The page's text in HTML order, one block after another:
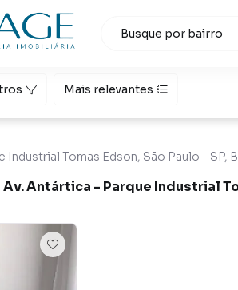
Mais relevantes
Industrial Tomas Edson, São Paulo - SP,
Antártica - Parque Industrial